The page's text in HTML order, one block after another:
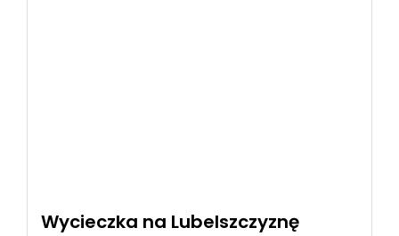
Wycieczka na Lubelszczyznę